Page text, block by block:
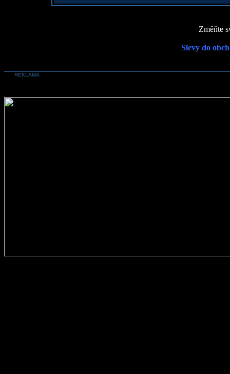
Změňte
Slevy do
REKLAMA